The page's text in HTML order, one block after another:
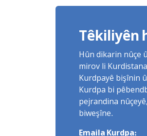
Têkiliyên
Hûn dikarin nûçe
mirov li
Kurdpayê bişînin
Kurdpa bi
pejrandina
biweşîne.
Emaila Kurdpa: